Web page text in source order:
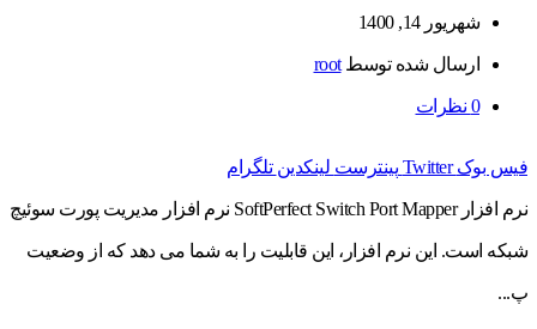
شهریور 14, 1400
ارسال شده توسطroot
0 نظرات
فیس بوک Twitter پینترست لینکدین تلگرام
نرم افزار SoftPerfect Switch Port Mapper نرم افزار مدیریت پورت سوئیچ
شبکه است. این نرم افزار، این قابلیت را به شما می دهد که از وضعیت
پ...